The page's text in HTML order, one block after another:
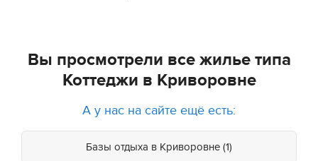
Вы просмотрели все жилье типа
Коттеджи в Криворовне
А у нас на сайте ещё есть:
Базы отдыха в Криворовне (1)